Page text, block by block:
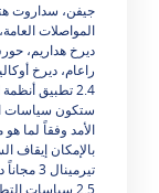
جيفن، سداروت
المواصلات
ديرخ هداريم،
راعام، ديرخ
2.4 تطبيق أنظمة الوقوف في مواقف السيارات طويلة الأمد:
ستكون سياسات
الأمد وفقاً لما هو
تيرمينال 3 مجاناً دون دفع، من لحظة الدخول وحتى 15 دقيقة.
2.5 سياسات التطبيق بالنسبة للمركبات التي تحمل شارة مُعاق